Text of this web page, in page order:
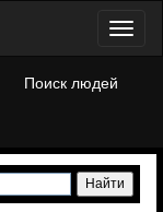
Поиск людей